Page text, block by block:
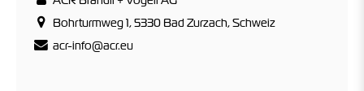
Bohrturmweg 1, 5330 Bad Zurzach, Schweiz
acr-info@acr.eu